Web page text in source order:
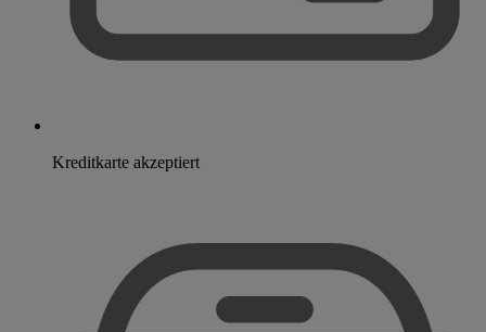
Kreditkarte akzeptiert